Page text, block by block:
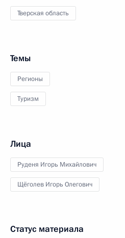
Тверская область
Темы
Регионы
Туризм
Лица
Руденя Игорь Михайлович
Щёголев Игорь Олегович
Статус материала